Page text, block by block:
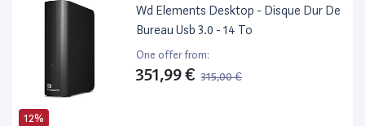
12%
Wd Elements Desktop - Disque Dur De
Bureau Usb 3.0 - 14 To
One offer from:
351,99 € 315,00 €